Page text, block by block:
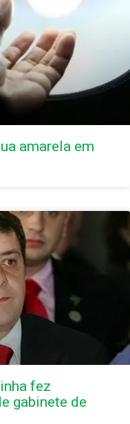
amarela em
fez
gabinete de